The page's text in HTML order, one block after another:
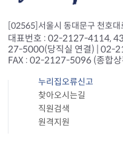
[02565]서울시 동대문구 천호
대표번호 : 02-2127-4114,
27-5000(당직실 연결) | 02-
FAX : 02-2127-5096 (종합상
누리집오류신고
찾아오시는길
직원검색
원격지원